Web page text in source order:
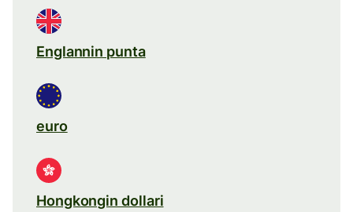
Englannin punta
euro
Hongkongin dollari